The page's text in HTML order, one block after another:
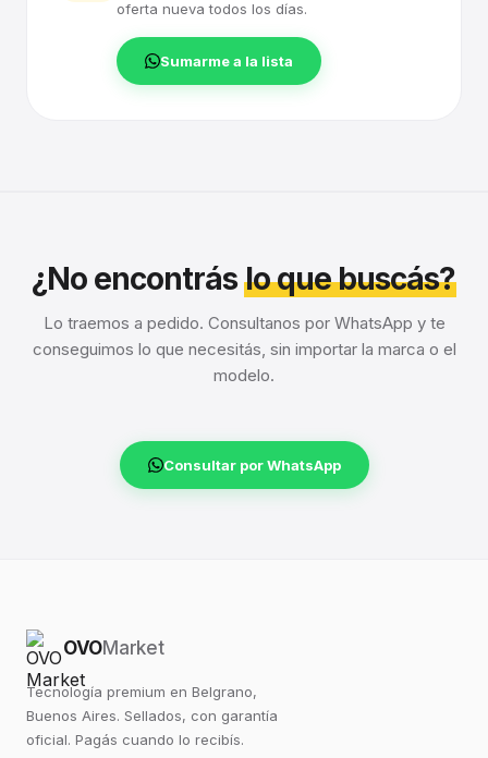
oferta nueva todos los días.
Sumarme a la lista
¿No encontráslo que buscás?
Lo traemos a pedido. Consultanos por WhatsApp y te
conseguimos lo que necesitás, sin importar la marca o el
modelo.
Consultar por WhatsApp
OVOMarket
Tecnología premium en Belgrano,
Buenos Aires. Sellados, con garantía
oficial. Pagás cuando lo recibís.